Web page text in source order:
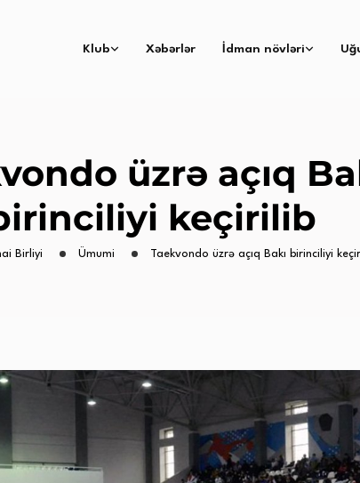
Klub Xəbərlər İdman növləri
üzrə açıq
keçirilib
Birliyi Ümumi Taekvondo üzrə açıq Bakı birinciliyi